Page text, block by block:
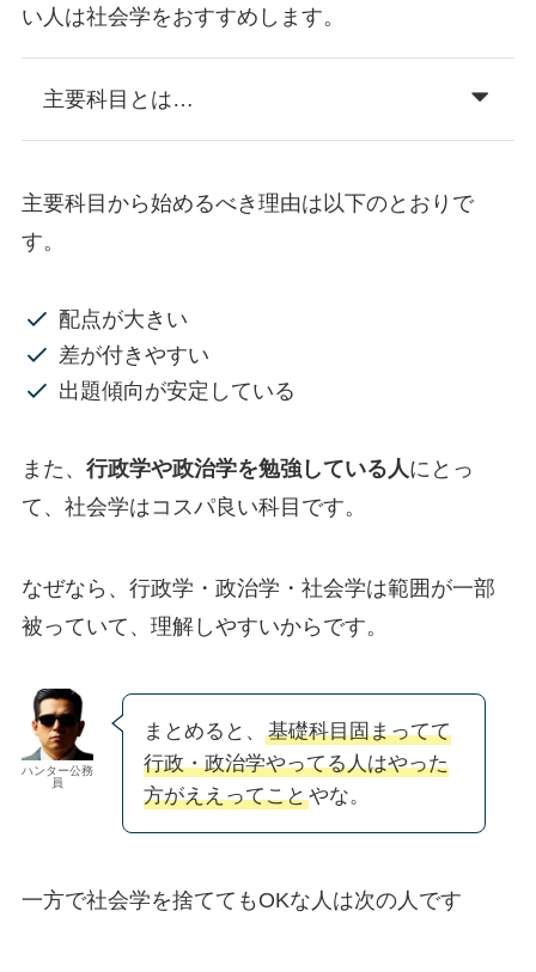
い人は社会学をおすすめします。
主要科目とは…
主要科目から始めるべき理由は以下のとおりで
す。
配点が大きい
差が付きやすい
出題傾向が安定している
また、 行政学や政治学を勉強している人にとっ
て、社会学はコスパ良い科目です。
なぜなら、行政学・政治学・社会学は範囲が一部
被っていて、理解しやすいからです。
ハンター公務
員
まとめると、
基礎科目固まってて
行政・政治学やってる人はやった
方がええってことやな。
一方で社会学を捨ててもOKな人は次の人です